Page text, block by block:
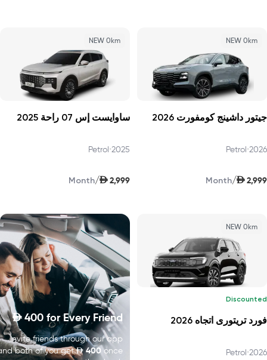
NEW 0km
جيتور داشينج كومفورت 2026
2026
•
Petrol
AED 2,999
/
Month
NEW 0km
ساوايست إس 07 راحة 2025
2025
•
Petrol
AED 2,999
/
Month
NEW 0km
Discounted
فورد تريتورى اتجاه 2026
2026
•
Petrol
D400 for Every Friend
Invite friends through our app
both of you get D 400 once